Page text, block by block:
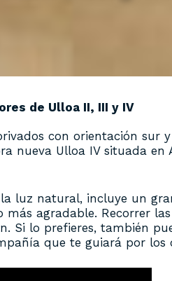
de Ulloa II, III y IV
con orientación sur
nueva Ulloa IV situada
luz natural, incluye un
agradable. Recorrer
Si lo prefieres, también
que te guiará por los